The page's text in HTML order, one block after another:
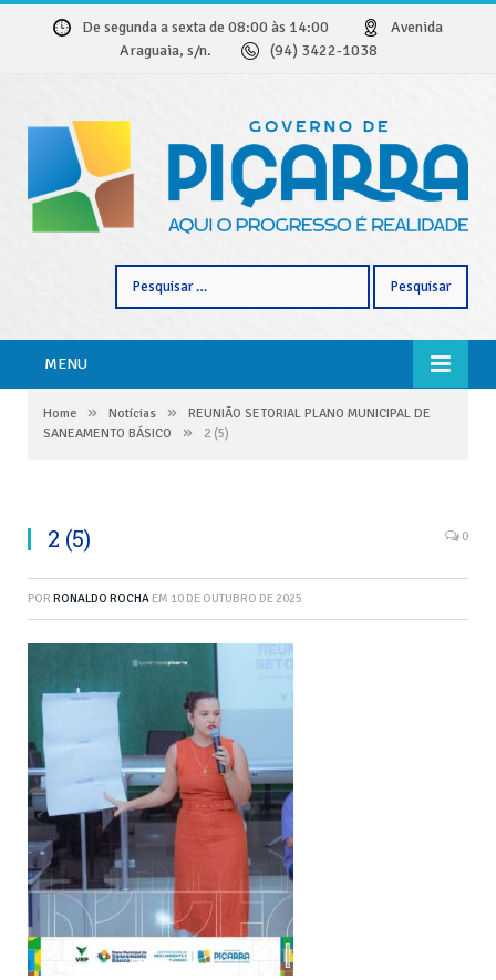
De segunda a sexta de 08:00 às 14:00
Avenida
Araguaia, s/n.
(94) 3422-1038
MENU
Home » Notícias »
REUNIÃO SETORIAL PLANO MUNICIPAL DE
SANEAMENTO BÁSICO
» 2 (5)
2 (5) 0
POR RONALDO ROCHA EM 10 DE OUTUBRO DE 2025